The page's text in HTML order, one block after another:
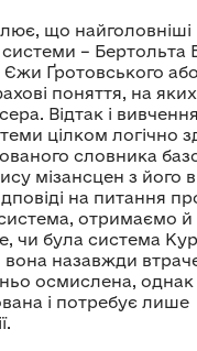
що
– Бертольта
Ґротовського
поняття, на
Відтак і
цілком логічно
словника
мізансцен з його
на питання
отримаємо й
чи була система
назавжди
осмислена,
і потребує лише